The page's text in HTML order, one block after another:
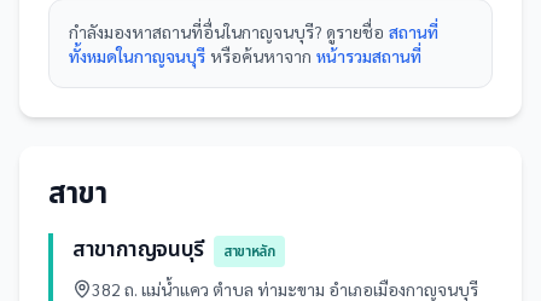
กำลังมองหาสถานที่อื่นในกาญจนบุรี? ดูรายชื่อ สถานที่
ทั้งหมดในกาญจนบุรี หรือค้นหาจาก หน้ารวมสถานที่
สาขา
สาขากาญจนบุรี
สาขาหลัก
382 ถ. แม่น้ำแคว ตำบล ท่ามะขาม อำเภอเมืองกาญจนบุรี